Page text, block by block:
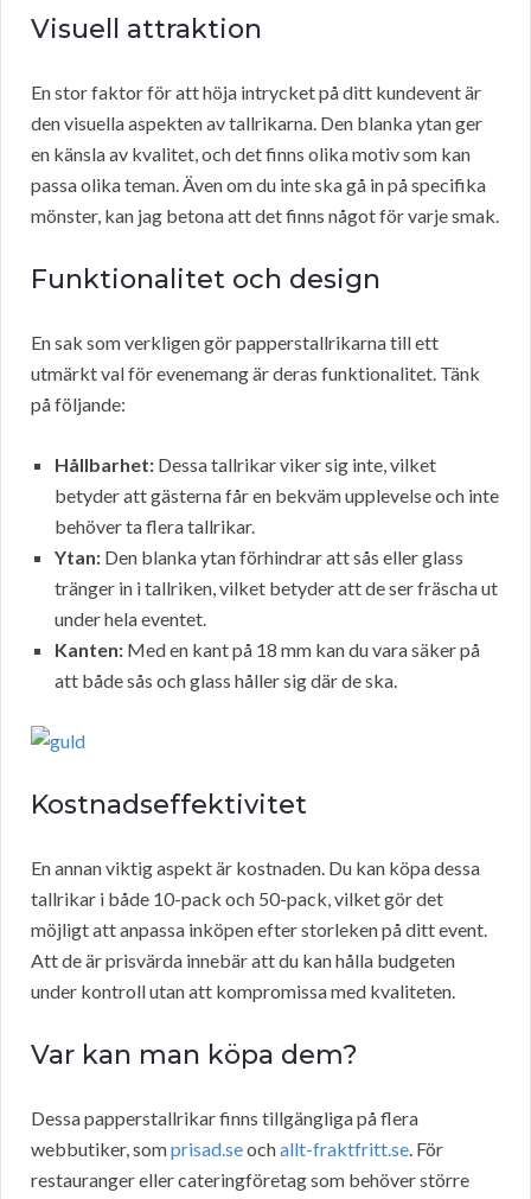
Visuell attraktion
En stor faktor för att höja intrycket på ditt kundevent är
den visuella aspekten av tallrikarna. Den blanka ytan ger
en känsla av kvalitet, och det finns olika motiv som kan
passa olika teman. Även om du inte ska gå in på specifika
mönster, kan jag betona att det finns något för varje smak.
Funktionalitet och design
En sak som verkligen gör papperstallrikarna till ett
utmärkt val för evenemang är deras funktionalitet. Tänk
på följande:
Hållbarhet: Dessa tallrikar viker sig inte, vilket
betyder att gästerna får en bekväm upplevelse och inte
behöver ta flera tallrikar.
Ytan: Den blanka ytan förhindrar att sås eller glass
tränger in i tallriken, vilket betyder att de ser fräscha ut
under hela eventet.
Kanten: Med en kant på 18 mm kan du vara säker på
att både sås och glass håller sig där de ska.
Kostnadseffektivitet
En annan viktig aspekt är kostnaden. Du kan köpa dessa
tallrikar i både 10-pack och 50-pack, vilket gör det
möjligt att anpassa inköpen efter storleken på ditt event.
Att de är prisvärda innebär att du kan hålla budgeten
under kontroll utan att kompromissa med kvaliteten.
Var kan man köpa dem?
Dessa papperstallrikar finns tillgängliga på flera
webbutiker, somprisad.seochallt-fraktfritt.se. För
restauranger eller cateringföretag som behöver större